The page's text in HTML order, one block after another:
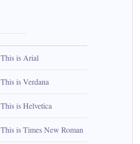
This is Arial
This is Verdana
This is Helvetica
This is Times New Roman